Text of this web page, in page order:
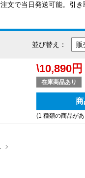
文で当日発送可能。引き
並び替え：
\10,890円
在庫商品あり
商
(1 種類の商品が